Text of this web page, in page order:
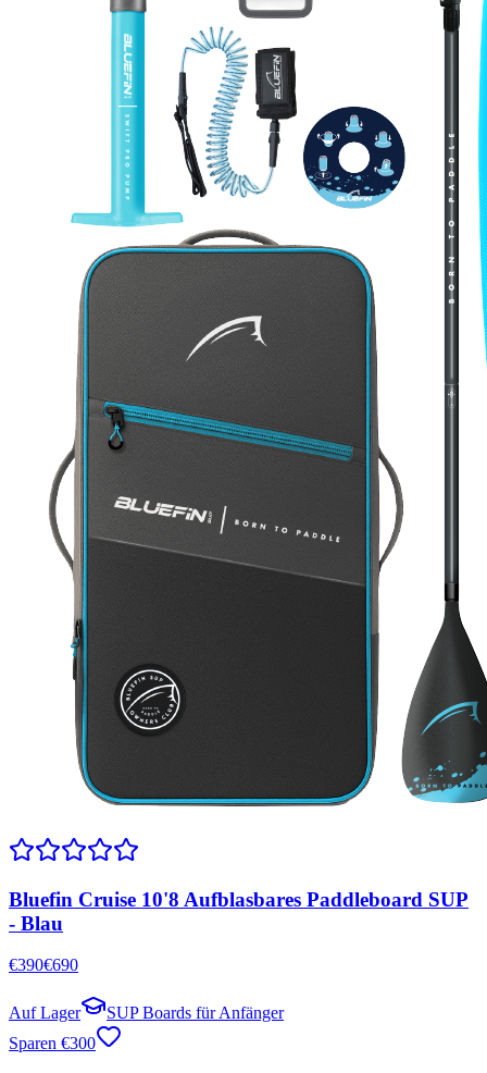
Bluefin Cruise 10'8 Aufblasbares Paddleboard SUP
- Blau
€390€690
Auf Lager
SUP Boards für Anfänger
Sparen €300